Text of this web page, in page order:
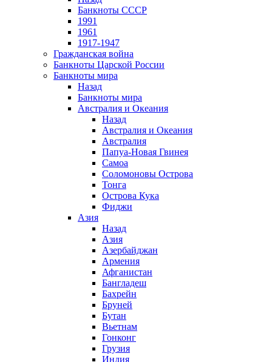
Банкноты СССР
1991
1961
1917-1947
Гражданская война
Банкноты Царской России
Банкноты мира
Назад
Банкноты мира
Австралия и Океания
Назад
Австралия и Океания
Австралия
Папуа-Новая Гвинея
Самоа
Соломоновы Острова
Тонга
Острова Кука
Фиджи
Азия
Назад
Азия
Азербайджан
Армения
Афганистан
Бангладеш
Бахрейн
Бруней
Бутан
Вьетнам
Гонконг
Грузия
Индия